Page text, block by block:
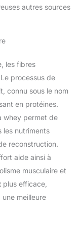
autres sources
les fibres
processus de
connu sous le nom
en protéines.
whey permet de
les nutriments
reconstruction.
aide ainsi à
musculaire et
plus efficace,
meilleure